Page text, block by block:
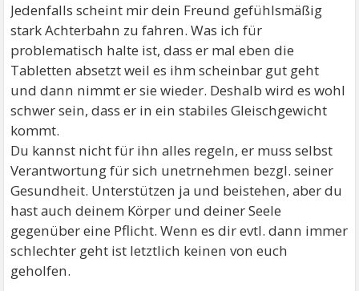
Jedenfalls scheint mir dein Freund gefühlsmäßig
stark Achterbahn zu fahren. Was ich für
problematisch halte ist, dass er mal eben die
Tabletten absetzt weil es ihm scheinbar gut geht
und dann nimmt er sie wieder. Deshalb wird es wohl
schwer sein, dass er in ein stabiles Gleischgewicht
kommt.
Du kannst nicht für ihn alles regeln, er muss selbst
Verantwortung für sich unetrnehmen bezgl. seiner
Gesundheit. Unterstützen ja und beistehen, aber du
hast auch deinem Körper und deiner Seele
gegenüber eine Pflicht. Wenn es dir evtl. dann immer
schlechter geht ist letztlich keinen von euch
geholfen.